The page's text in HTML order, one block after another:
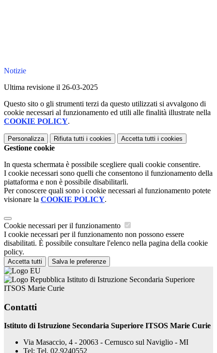
Notizie
Ultima revisione il 26-03-2025
Questo sito o gli strumenti terzi da questo utilizzati si avvalgono di
cookie necessari al funzionamento ed utili alle finalità illustrate nella
COOKIE POLICY.
Personalizza Rifiuta tutti i cookies Accetta tutti i cookies
Gestione cookie
In questa schermata è possibile scegliere quali cookie consentire.
I cookie necessari sono quelli che consentono il funzionamento della
piattaforma e non è possibile disabilitarli.
Per conoscere quali sono i cookie necessari al funzionamento potete
visionare la COOKIE POLICY.
Cookie necessari per il funzionamento
I cookie necessari per il funzionamento non possono essere
disabilitati. È possibile consultare l'elenco nella pagina della cookie
policy.
Accetta tutti Salva le preferenze
Istituto di Istruzione Secondaria Superiore
ITSOS Marie Curie
Contatti
Istituto di Istruzione Secondaria Superiore ITSOS Marie Curie
Via Masaccio, 4 - 20063 - Cernusco sul Naviglio - MI
Tel: Tel. 02.9240552